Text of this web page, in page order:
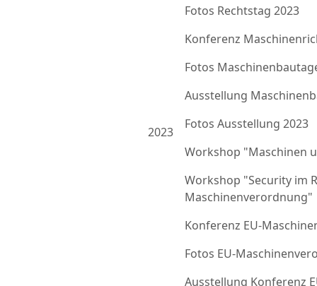
2023
Fotos Rechtstag 2023
Konferenz
Fotos
Ausstellung
Fotos Ausstellung 2023
Workshop "Maschinen
Workshop "Security im
Maschinenverordnung"
Konferenz EU-
Fotos EU-
Ausstellung Konferenz